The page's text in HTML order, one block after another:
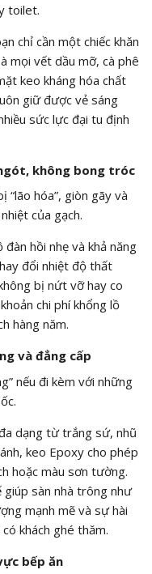
toilet.
chỉ cần một chiếc khăn
mọi vết dầu mỡ, cà phê
keo kháng hóa chất
giữ được vẻ sáng
sức lực đại tu định
không bong tróc
hóa”, giòn gãy và
của gạch.
hồi nhẹ và khả năng
đổi nhiệt độ thất
bị nứt vỡ hay co
chi phí khổng lồ
hàng năm.
và đẳng cấp
nếu đi kèm với những
dạng từ trắng sứ, nhũ
keo Epoxy cho phép
hoặc màu sơn tường.
sàn nhà trông như
mạnh mẽ và sự hài
khách ghé thăm.
bếp ăn